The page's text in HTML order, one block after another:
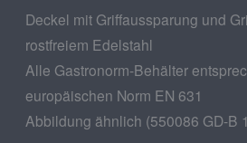
Deckel mit Griffaussparung und
rostfreiem Edelstahl
Alle Gastronorm-Behälter
europäischen Norm EN 631
Abbildung ähnlich (550086 GD-B